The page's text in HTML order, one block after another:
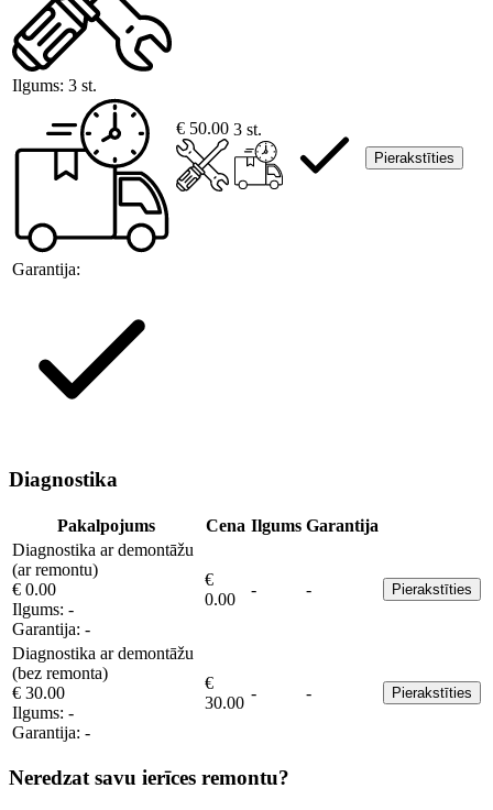
Ilgums: 3 st.
Garantija:
€ 50.00 3 st.
Pierakstīties
Diagnostika
Pakalpojums Cena Ilgums Garantija
Diagnostika ar demontāžu
(ar remontu)
€ 0.00
Ilgums: -
Garantija: -
€
0.00
- - Pierakstīties
Diagnostika ar demontāžu
(bez remonta)
€ 30.00
Ilgums: -
Garantija: -
€
30.00
- - Pierakstīties
Neredzat savu ierīces remontu?